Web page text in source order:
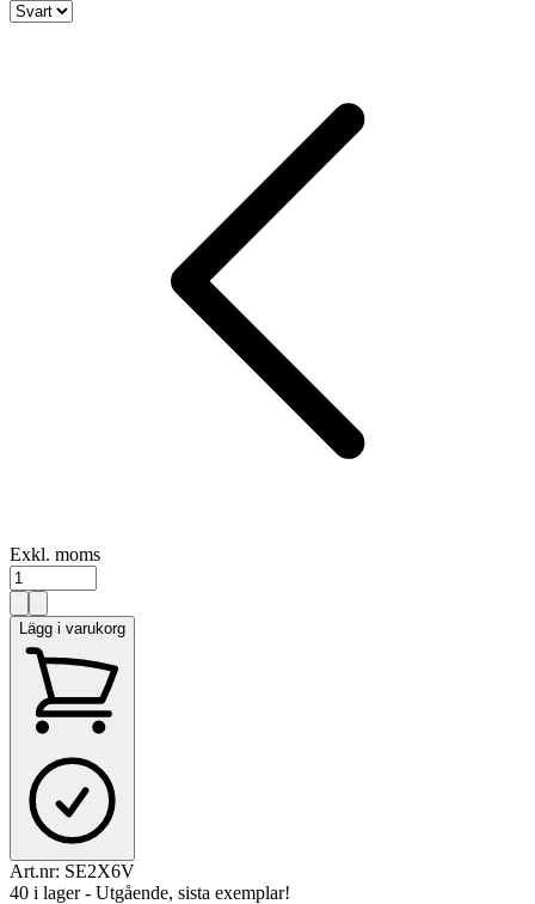
Exkl. moms
Lägg i varukorg
Art.nr: SE2X6V
40 i lager - Utgående, sista exemplar!